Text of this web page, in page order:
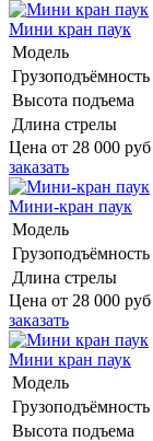
Мини кран паук
Модель
Грузоподъёмность
Высота подъема
Длина стрелы
Цена от 28 000 руб
заказать
Мини-кран паук
Модель
Грузоподъёмность
Длина стрелы
Цена от 28 000 руб
заказать
Мини кран паук
Модель
Грузоподъёмность
Высота подъема